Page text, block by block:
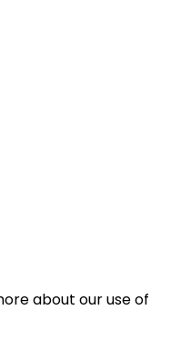
about our use of